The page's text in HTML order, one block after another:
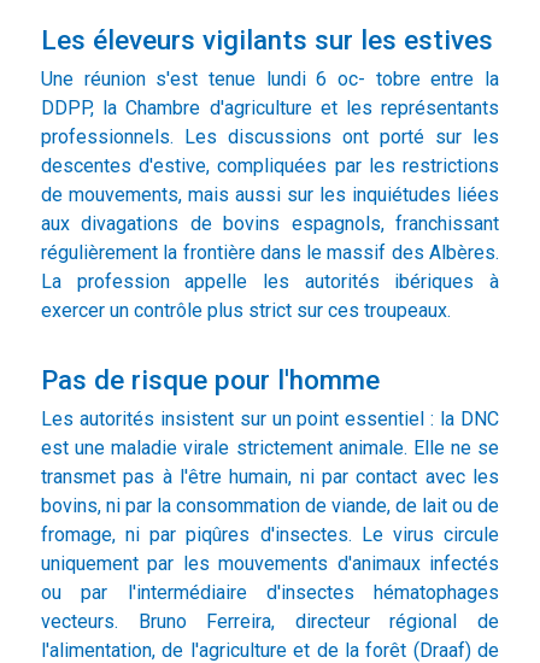
Les éleveurs vigilants sur les estives
Une réunion s'est tenue lundi 6 oc- tobre entre la
DDPP, la Chambre d'agriculture et les représentants
professionnels. Les discussions ont porté sur les
descentes d'estive, compliquées par les restrictions
de mouvements, mais aussi sur les inquiétudes liées
aux divagations de bovins espagnols, franchissant
régulièrement la frontière dans le massif des Albères.
La profession appelle les autorités ibériques à
exercer un contrôle plus strict sur ces troupeaux.
Pas de risque pour l'homme
Les autorités insistent sur un point essentiel : la DNC
est une maladie virale strictement animale. Elle ne se
transmet pas à l'être humain, ni par contact avec les
bovins, ni par la consommation de viande, de lait ou de
fromage, ni par piqûres d'insectes. Le virus circule
uniquement par les mouvements d'animaux infectés
ou par l'intermédiaire d'insectes hématophages
vecteurs. Bruno Ferreira, directeur régional de
l'alimentation, de l'agriculture et de la forêt (Draaf) de